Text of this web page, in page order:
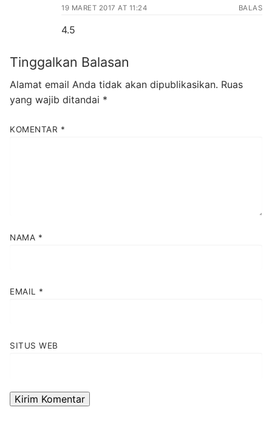
19 MARET 2017 AT 11:24 BALAS
4.5
Tinggalkan Balasan
Alamat email Anda tidak akan dipublikasikan. Ruas
yang wajib ditandai *
KOMENTAR *
NAMA *
EMAIL *
SITUS WEB